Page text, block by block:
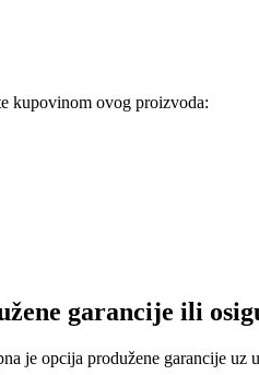
kupovinom ovog proizvoda:
garancije ili
je opcija produžene garancije